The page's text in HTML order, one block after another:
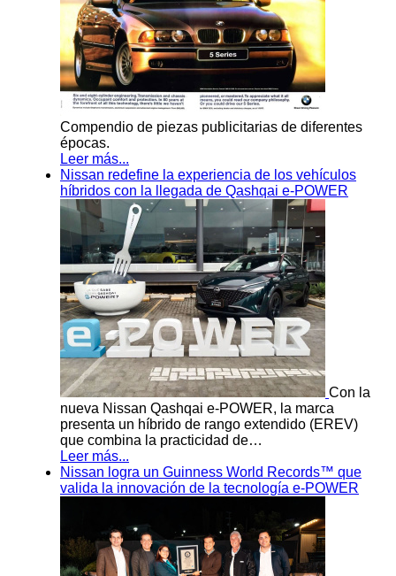
Compendio de piezas publicitarias de diferentes
épocas.
Leer más...
Nissan redefine la experiencia de los vehículos
híbridos con la llegada de Qashqai e-POWER
Con la
nueva Nissan Qashqai e-POWER, la marca
presenta un híbrido de rango extendido (EREV)
que combina la practicidad de…
Leer más...
Nissan logra un Guinness World Records™ que
valida la innovación de la tecnología e-POWER